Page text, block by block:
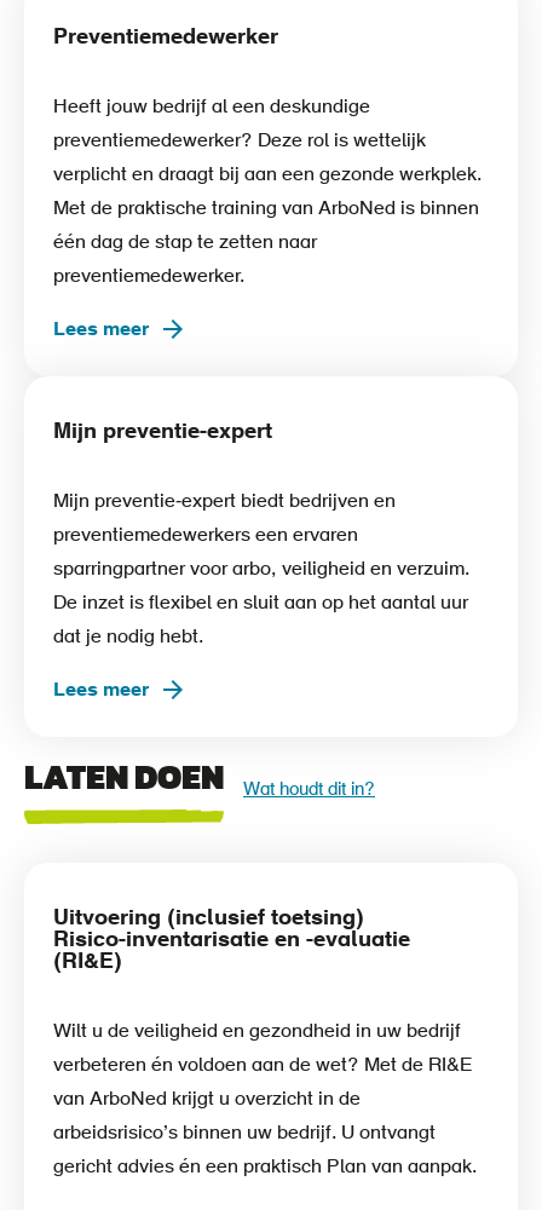
Preventiemedewerker
Heeft jouw bedrijf al een deskundige
preventiemedewerker? Deze rol is wettelijk
verplicht en draagt bij aan een gezonde werkplek.
Met de praktische training van ArboNed is binnen
één dag de stap te zetten naar
preventiemedewerker.
Lees meer
Mijn preventie-expert
Mijn preventie‑expert biedt bedrijven en
preventiemedewerkers een ervaren
sparringpartner voor arbo, veiligheid en verzuim.
De inzet is flexibel en sluit aan op het aantal uur
dat je nodig hebt.
Lees meer
LATEN DOEN Wat houdt dit in?
Uitvoering (inclusief toetsing)
Risico-inventarisatie en -evaluatie
(RI&E)
Wilt u de veiligheid en gezondheid in uw bedrijf
verbeteren én voldoen aan de wet? Met de RI&E
van ArboNed krijgt u overzicht in de
arbeidsrisico’s binnen uw bedrijf. U ontvangt
gericht advies én een praktisch Plan van aanpak.